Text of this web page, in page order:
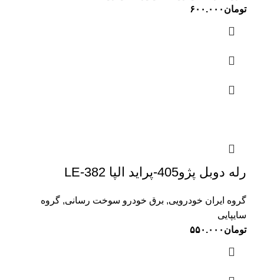
تومان ۶۰۰.۰۰۰
رله دوبل پژو405-پراید الپا LE-382
گروه ایران خودرویی, برق خودرو سوخت رسانی, گروه
سایپایی
تومان ۵۵۰.۰۰۰